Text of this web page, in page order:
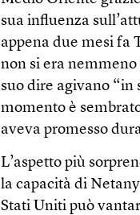
sua influenza
appena due mesi fa
non si era
suo dire agivano “in
momento è
aveva promesso
L’aspetto più
la capacità di
Stati Uniti può